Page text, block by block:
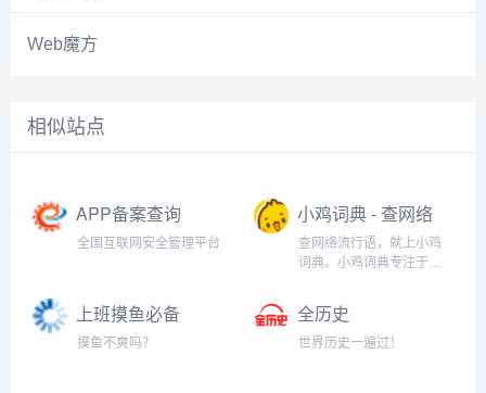
Web魔方
相似站点
APP备案查询
全国互联网安全管理平台
小鸡词典 - 查网络
流行语，就上小
鸡词典
查网络流行语，就上小鸡
词典。小鸡词典专注于网
以最快的速度在全网捕捉
当下的网络热词。以简单
明了，清晰易懂的形式，
上班摸鱼必备
（假装电脑系统
摸鱼不爽吗？
全历史
世界历史一遍过！